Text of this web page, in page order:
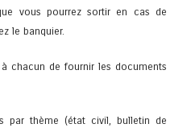
vous pourrez sortir en cas de
le banquier.
à chacun de fournir les documents
par thème (état civil, bulletin de